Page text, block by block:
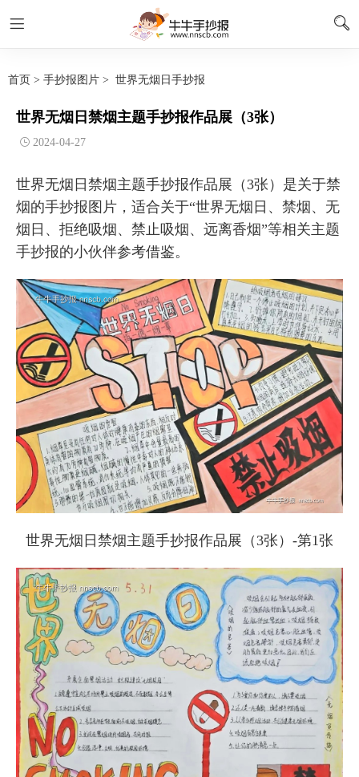
首页 > 手抄报图片 > 世界无烟日手抄报
世界无烟日禁烟主题手抄报作品展（3张）
2024-04-27
世界无烟日禁烟主题手抄报作品展（3张）是关于禁
烟的手抄报图片，适合关于“世界无烟日、禁烟、无
烟日、拒绝吸烟、禁止吸烟、远离香烟”等相关主题
手抄报的小伙伴参考借鉴。
世界无烟日禁烟主题手抄报作品展（3张）-第1张